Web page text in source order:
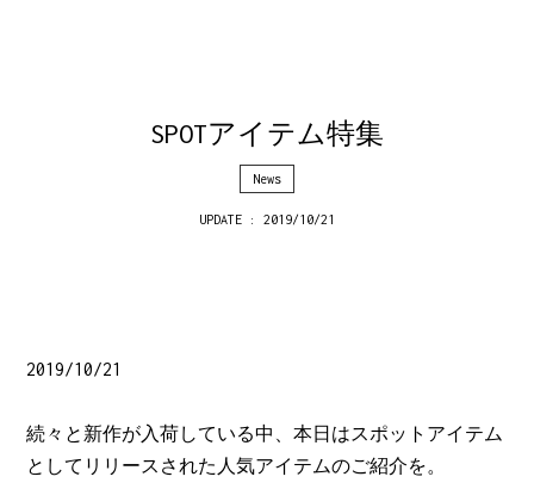
SPOTアイテム特集
News
UPDATE : 2019/10/21
2019/10/21
続々と新作が入荷している中、本日はスポットアイテム
としてリリースされた人気アイテムのご紹介を。